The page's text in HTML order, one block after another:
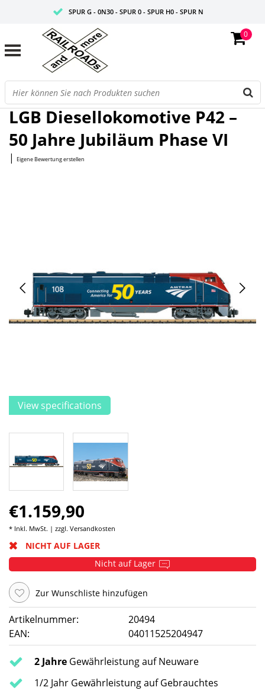
SPUR G - 0N30 - SPUR 0 - SPUR H0 - SPUR N
0
Startseite/Diesellokomotive P42 – 50 Jahre Jubiläum Phase VI
LGB Diesellokomotive P42 –
50 Jahre Jubiläum Phase VI
| Eigene Bewertung erstellen
View specifications
€1.159,90
* Inkl. MwSt. | zzgl. Versandkosten
NICHT AUF LAGER
Nicht auf Lager
Zur Wunschliste hinzufügen
Artikelnummer:
20494
EAN:
04011525204947
2 Jahre Gewährleistung auf Neuware
1/2 Jahr Gewährleistung auf Gebrauchtes